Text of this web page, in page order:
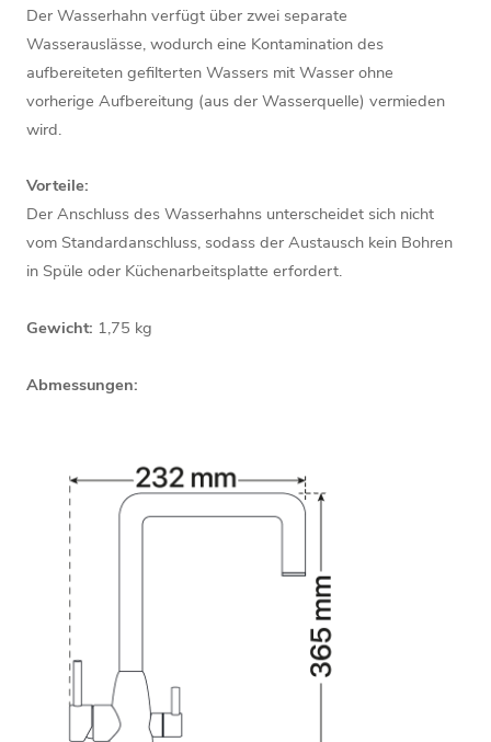
Der Wasserhahn verfügt über zwei separate
Wasserauslässe, wodurch eine Kontamination des
aufbereiteten gefilterten Wassers mit Wasser ohne
vorherige Aufbereitung (aus der Wasserquelle) vermieden
wird.
Vorteile:
Der Anschluss des Wasserhahns unterscheidet sich nicht
vom Standardanschluss, sodass der Austausch kein Bohren
in Spüle oder Küchenarbeitsplatte erfordert.
Gewicht: 1,75 kg
Abmessungen: